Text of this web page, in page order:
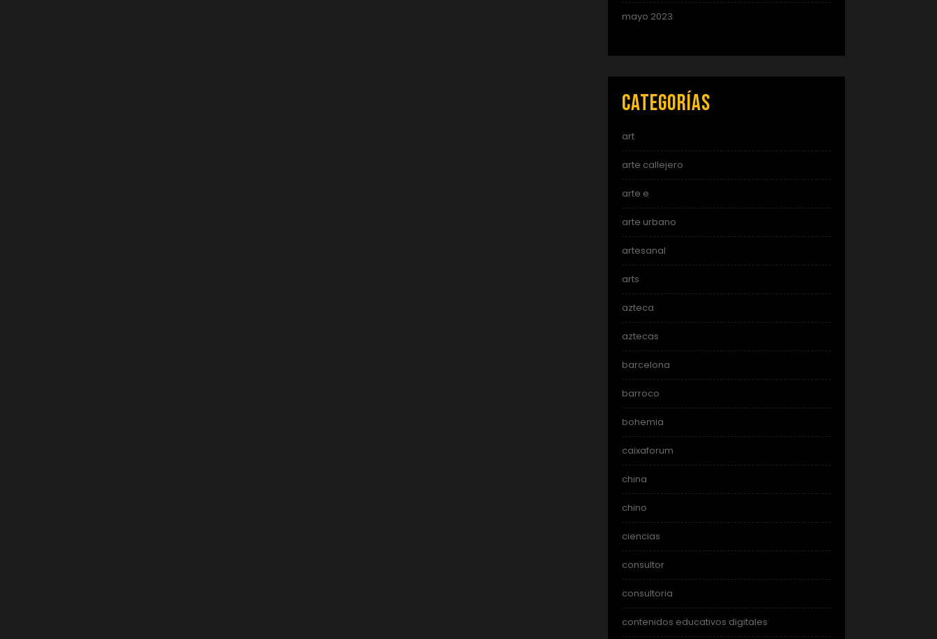
mayo 2023
Categorías
art
arte callejero
arte e
arte urbano
artesanal
arts
azteca
aztecas
barcelona
barroco
bohemia
caixaforum
china
chino
ciencias
consultor
consultoria
contenidos educativos digitales